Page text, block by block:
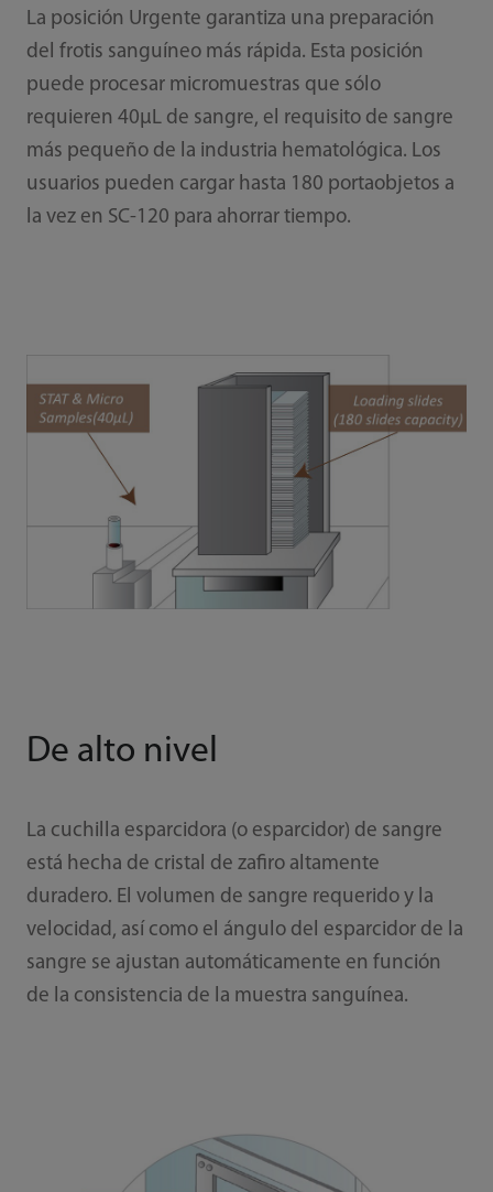
La posición Urgente garantiza una preparación
del frotis sanguíneo más rápida. Esta posición
puede procesar micromuestras que sólo
requieren 40μL de sangre, el requisito de sangre
más pequeño de la industria hematológica. Los
usuarios pueden cargar hasta 180 portaobjetos a
la vez en SC-120 para ahorrar tiempo.
De alto nivel
La cuchilla esparcidora (o esparcidor) de sangre
está hecha de cristal de zafiro altamente
duradero. El volumen de sangre requerido y la
velocidad, así como el ángulo del esparcidor de la
sangre se ajustan automáticamente en función
de la consistencia de la muestra sanguínea.